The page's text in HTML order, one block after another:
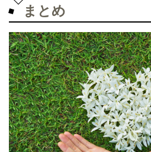
まとめ